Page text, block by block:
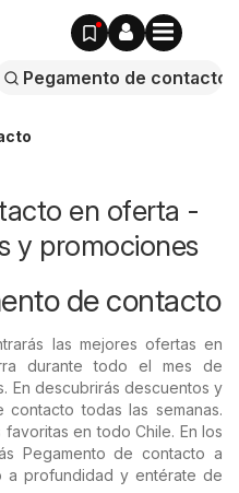
en oferta -
y promociones
de contacto
las mejores ofertas en
durante todo el mes de
En descubrirás descuentos y
todas las semanas.
en todo Chile. En los
Pegamento de contacto a
profundidad y entérate de